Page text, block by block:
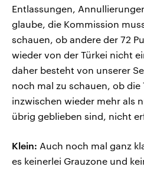
Entlassungen,
glaube, die Kommission
schauen, ob andere der 72
wieder von der Türkei nicht
daher besteht von unserer
noch mal zu schauen, ob
inzwischen wieder mehr als
übrig geblieben sind, nicht
Klein: Auch noch mal ganz
es keinerlei Grauzone und